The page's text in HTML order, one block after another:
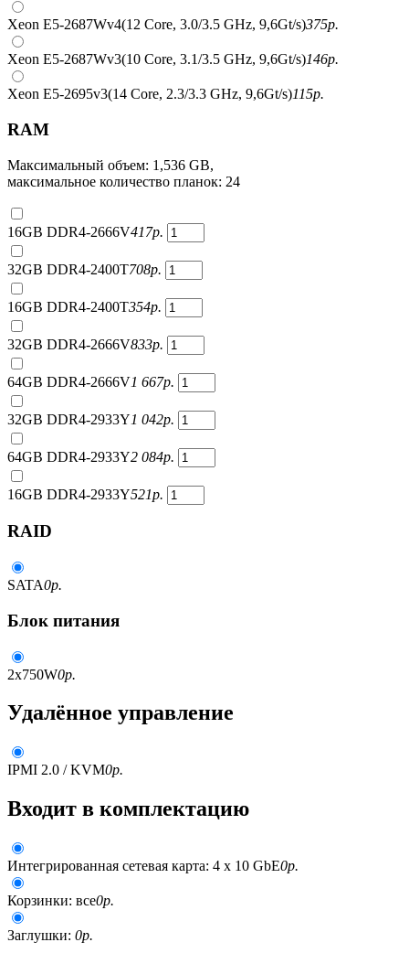
Xeon E5-2687Wv4(12 Core, 3.0/3.5 GHz, 9,6Gt/s)375р.
Xeon E5-2687Wv3(10 Core, 3.1/3.5 GHz, 9,6Gt/s)146р.
Xeon E5-2695v3(14 Core, 2.3/3.3 GHz, 9,6Gt/s)115р.
RAM
Максимальный объем: 1,536 GB,
максимальное количество планок: 24
16GB DDR4-2666V417р.
32GB DDR4-2400T708р.
16GB DDR4-2400T354р.
32GB DDR4-2666V833р.
64GB DDR4-2666V1 667р.
32GB DDR4-2933Y1 042р.
64GB DDR4-2933Y2 084р.
16GB DDR4-2933Y521р.
RAID
SATA0р.
Блок питания
2x750W0р.
Удалённое управление
IPMI 2.0 / KVM0р.
Входит в комплектацию
Интегрированная сетевая карта: 4 x 10 GbE0р.
Корзинки: все0р.
Заглушки: 0р.